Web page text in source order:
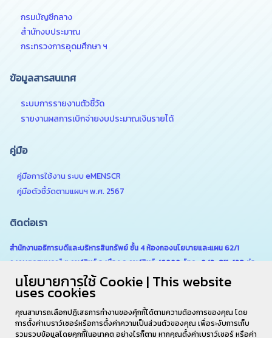
กรมบัญชีกลาง
สำนักงบประมาณ
กระทรวงการอุดมศึกษา ฯ
ข้อมูลสารสนเทศ
ระบบการรายงานตัวชี้วัด
รายงานผลการเบิกจ่ายงบประมาณเงินรายได้
คู่มือ
คู่มือการใช้งาน ระบบ eMENSCR
คู่มือตัวชี้วัดตามแผนฯ พ.ศ. 2567
ติดต่อเรา
สำนักงานอธิการบดีและบริหารสินทรัพย์ ชั้น 4 ห้องกองนโยบายและแผน 62/1
ถ.เกษตรสมบูรณ์ ต.กาฬสินธุ์ อ.เมือง จ.กาฬสินธุ์ 46000 โทร . 043-811-128 ต่อ
6180
นโยบายการใช้ Cookie | This website
uses cookies
คุณสามารถเลือกปฏิเสธการทำงานของคุ้กกี้ได้ตามความต้องการของคุณ โดย
การตั้งค่าเบราว์เซอร์หรือการตั้งค่าความเป็นส่วนตัวของคุณ เพื่อระงับการเก็บ
รวมรวบข้อมูลโดยคุกกี้ในอนาคต อย่างไรก็ตาม หากคุณตั้งค่าเบราว์เซอร์ หรือค่า